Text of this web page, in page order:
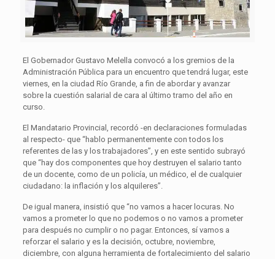
El Gobernador Gustavo Melella convocó a los gremios de la
Administración Pública para un encuentro que tendrá lugar, este
viernes, en la ciudad Río Grande, a fin de abordar y avanzar
sobre la cuestión salarial de cara al último tramo del año en
curso.
El Mandatario Provincial, recordó -en declaraciones formuladas
al respecto- que “hablo permanentemente con todos los
referentes de las y los trabajadores”, y en este sentido subrayó
que “hay dos componentes que hoy destruyen el salario tanto
de un docente, como de un policía, un médico, el de cualquier
ciudadano: la inflación y los alquileres”.
De igual manera, insistió que “no vamos a hacer locuras. No
vamos a prometer lo que no podemos o no vamos a prometer
para después no cumplir o no pagar. Entonces, sí vamos a
reforzar el salario y es la decisión, octubre, noviembre,
diciembre, con alguna herramienta de fortalecimiento del salario